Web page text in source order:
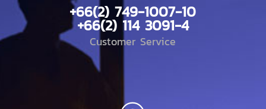
+66(2) 749-1007-10
+66(2) 114 3091-4
Customer Service